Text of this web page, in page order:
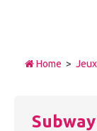
Home > Jeux